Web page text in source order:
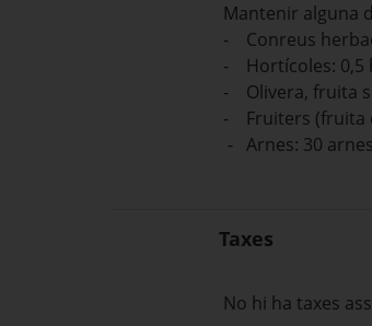
Mantenir alguna
- Conreus
- Hortícoles: 0,5
- Olivera, fruita
- Fruiters (fruita
- Arnes: 30 arnes
Taxes
No hi ha taxes